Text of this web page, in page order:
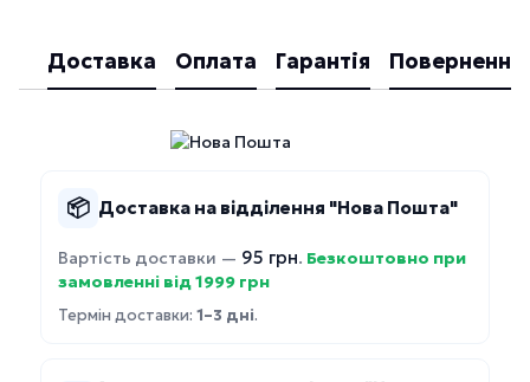
Доставка Оплата Гарантія Повернення
📦 Доставка на відділення "Нова Пошта"
Вартість доставки — 95 грн. Безкоштовно при
замовленні від 1999 грн
Термін доставки: 1–3 дні.